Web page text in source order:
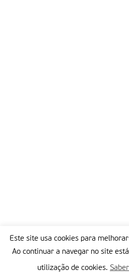
Este site usa cookies para
Ao continuar a navegar no site
utilização de cookies.